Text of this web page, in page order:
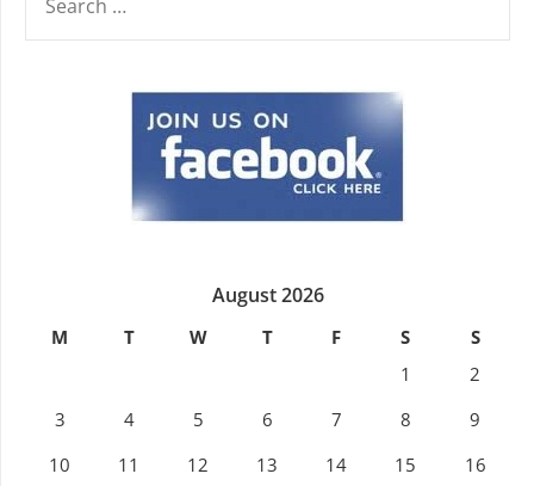
FOR:
August 2026
M T W T F S
S
1
2
3
4 5 6 7 8
9
10
11 12 13 14 15
16